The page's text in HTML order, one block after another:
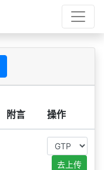
附言 操作
去上传